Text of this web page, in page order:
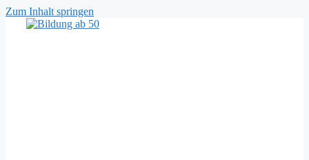
Zum Inhalt springen